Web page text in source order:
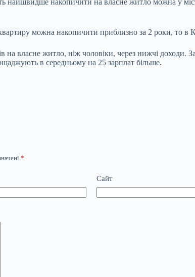
найшвидше накопичити на власне житло можна у
можна накопичити приблизно за 2 роки, то в
на власне житло, ніж чоловіки, через нижчі доходи.
в середньому на 25 зарплат більше.
*
Сайт